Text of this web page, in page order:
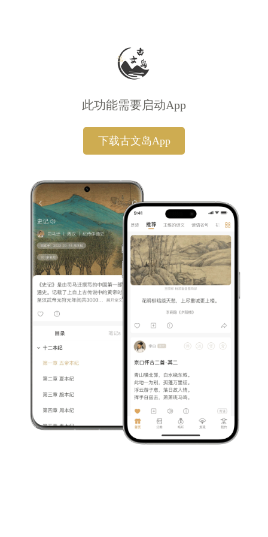
此功能需要启动App
下载古文岛App